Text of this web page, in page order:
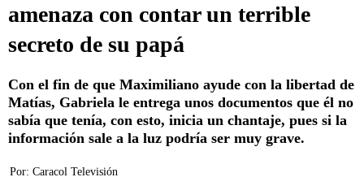
amenaza con contar un terrible
secreto de su papá
Con el fin de que Maximiliano ayude con la libertad de
Matías, Gabriela le entrega unos documentos que él no
sabía que tenía, con esto, inicia un chantaje, pues si la
información sale a la luz podría ser muy grave.
Por: Caracol Televisión